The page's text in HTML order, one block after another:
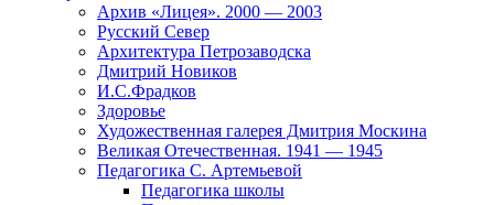
Архив «Лицея». 2000 — 2003
Русский Север
Архитектура Петрозаводска
Дмитрий Новиков
И.С.Фрадков
Здоровье
Художественная галерея Дмитрия Москина
Великая Отечественная. 1941 — 1945
Педагогика С. Артемьевой
Педагогика школы